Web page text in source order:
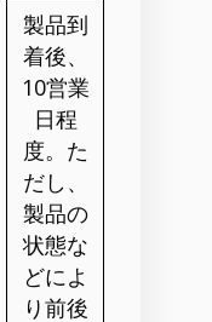
製品到
着後、
10営業
日程
度。た
だし、
製品の
状態な
どによ
り前後